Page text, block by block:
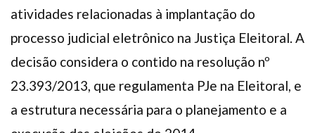
atividades relacionadas à implantação do
processo judicial eletrônico na Justiça Eleitoral. A
decisão considera o contido na resolução nº
23.393/2013, que regulamenta PJe na Eleitoral, e
a estrutura necessária para o planejamento e a